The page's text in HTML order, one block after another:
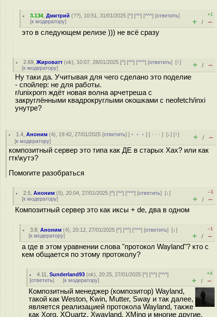
3.134 ,Дмитрий (??), 10:51, 31/01/2025 [^] [^^] [^^^] [ответить]
[к модератору]
+1
+ / –
это в следующем релизе ))) не всё сразу
2.69 ,Жироватт (ok), 10:07, 28/01/2025 [^] [^^] [^^^] [ответить][↑]
[к модератору] + / –
Ну таки да. Учитывая для чего сделано это поделие
- спойлер: не для работы.
r/unixporn ждёт новая волна арчетреша с
закруглёнными квадрокруглыми окошками с neofetch/inxi
унутре?
1.4 ,Аноним (4), 19:42, 27/01/2025 [ответить] [ ﹢﹢﹢] [ · · ·][↓] [↑]
[к модератору] + / –
композитный сервер это типа как ДЕ в старых Хах? или как
гтк\кутэ?
Помогите разобраться
2.5 ,Аноним (5), 20:04, 27/01/2025 [^] [^^] [^^^] [ответить][↓]
[к модератору]
–1
+ / –
Композитный сервер это как иксы + de, два в одном
3.8 ,Аноним (4), 20:12, 27/01/2025 [^] [^^] [^^^] [ответить][↓]
[к модератору]
–1
+ / –
а где в этом уравнении слова "протокол Wayland"? кто с
кем общается по этому протоколу?
4.11 ,Sunderland93 (ok), 20:25, 27/01/2025 [^] [^^] [^^^]
[ответить] [к модератору]
+4
+ / –
Композитный менеджер (композитор) Wayland,
такой как Weston, Kwin, Mutter, Sway и так далее,
является реализацией протокола Wayland, также
как Xorg, XQuartz, Xwayland, XMing и многие другие,